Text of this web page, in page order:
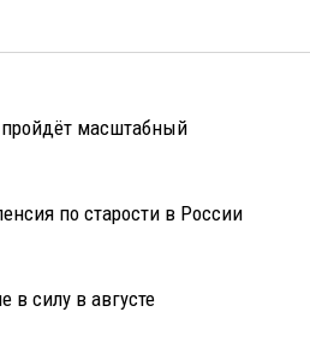
масштабный
по старости в России
в силу в августе